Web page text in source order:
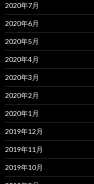
2020年7月
2020年6月
2020年5月
2020年4月
2020年3月
2020年2月
2020年1月
2019年12月
2019年11月
2019年10月